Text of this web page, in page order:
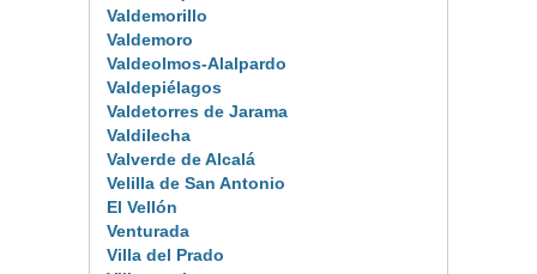
Valdemorillo
Valdemoro
Valdeolmos-Alalpardo
Valdepiélagos
Valdetorres de Jarama
Valdilecha
Valverde de Alcalá
Velilla de San Antonio
El Vellón
Venturada
Villa del Prado